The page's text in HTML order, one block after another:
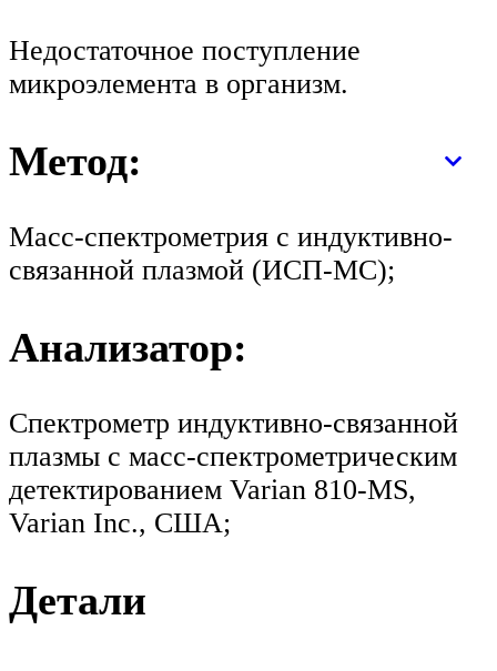
Недостаточное поступление
микроэлемента в организм.
Метод:
Масс-спектрометрия с индуктивно-
связанной плазмой (ИСП-МС);
Анализатор:
Спектрометр индуктивно-связанной
плазмы с масс-спектрометрическим
детектированием Varian 810-MS,
Varian Inc., США;
Детали